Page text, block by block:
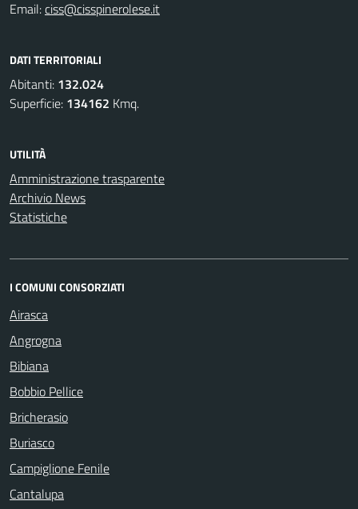
Email:ciss@cisspinerolese.it
DATI TERRITORIALI
Abitanti: 132.024
Superficie: 134162 Kmq.
UTILITÀ
Amministrazione trasparente
Archivio News
Statistiche
I COMUNI CONSORZIATI
Airasca
Angrogna
Bibiana
Bobbio Pellice
Bricherasio
Buriasco
Campiglione Fenile
Cantalupa